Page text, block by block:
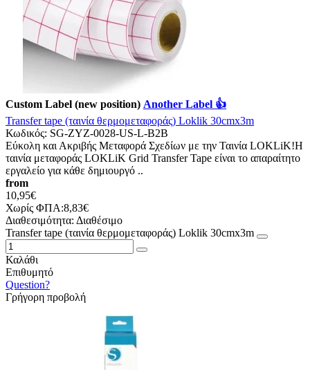
Custom Label (new position) Another Label 👍
Transfer tape (ταινία θερμομεταφοράς) Loklik 30cmx3m
Κωδικός: SG-ZYZ-0028-US-L-B2B
Εύκολη και Ακριβής Μεταφορά Σχεδίων με την Ταινία LOKLiK!Η
ταινία μεταφοράς LOKLiK Grid Transfer Tape είναι το απαραίτητο
εργαλείο για κάθε δημιουργό ..
from
10,95€
Χωρίς ΦΠΑ:8,83€
Διαθεσιμότητα: Διαθέσιμο
Transfer tape (ταινία θερμομεταφοράς) Loklik 30cmx3m
Καλάθι
Επιθυμητό
Question?
Γρήγορη προβολή